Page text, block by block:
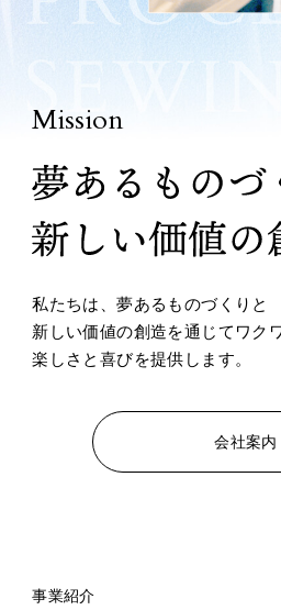
Mission
私たちは、夢あるものづくりと
新しい価値の創造を通じて ワク
楽しさと喜びを提供します。
会社案内
事業紹介